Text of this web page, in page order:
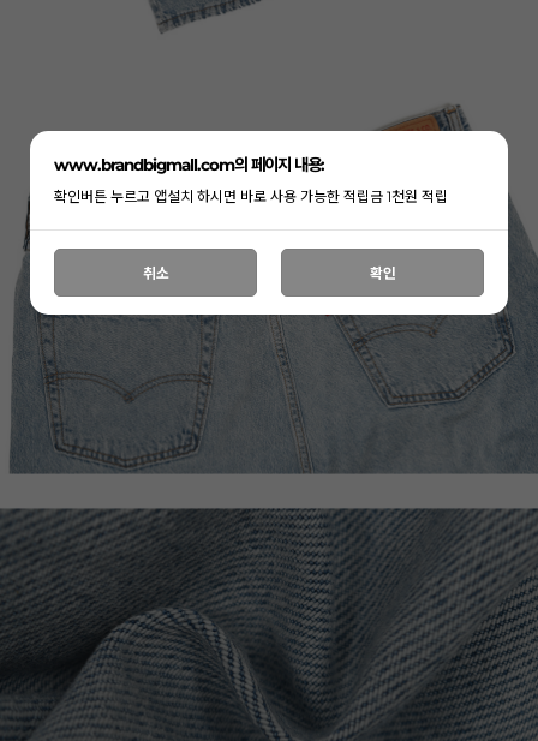
www.brandbigmall.com의 페이지 내용:
확인버튼 누르고 앱설치 하시면 바로 사용 가능한 적립금 1천원 적립
취소 확인